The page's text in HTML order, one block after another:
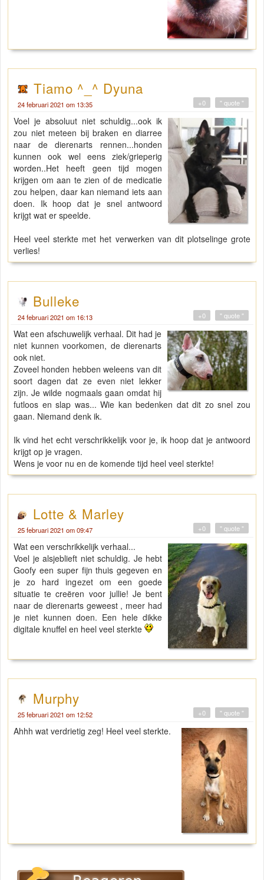
Tiamo ^_^ Dyuna
24 februari 2021 om 13:35 " quote "
+0
Voel je absoluut niet schuldig...ook ik
zou niet meteen bij braken en diarree
naar de dierenarts rennen...honden
kunnen ook wel eens ziek/grieperig
worden..Het heeft geen tijd mogen
krijgen om aan te zien of de medicatie
zou helpen, daar kan niemand iets aan
doen. Ik hoop dat je snel antwoord
krijgt wat er speelde.
Heel veel sterkte met het verwerken van dit plotselinge grote
verlies!
Bulleke
24 februari 2021 om 16:13 " quote "
+0
Wat een afschuwelijk verhaal. Dit had je
niet kunnen voorkomen, de dierenarts
ook niet.
Zoveel honden hebben weleens van dit
soort dagen dat ze even niet lekker
zijn. Je wilde nogmaals gaan omdat hij
futloos en slap was... Wie kan bedenken dat dit zo snel zou
gaan. Niemand denk ik.
Ik vind het echt verschrikkelijk voor je, ik hoop dat je antwoord
krijgt op je vragen.
Wens je voor nu en de komende tijd heel veel sterkte!
Lotte & Marley
25 februari 2021 om 09:47 " quote "
+0
Wat een verschrikkelijk verhaal...
Voel je alsjeblieft niet schuldig. Je hebt
Goofy een super fijn thuis gegeven en
je zo hard ingezet om een goede
situatie te creëren voor jullie! Je bent
naar de dierenarts geweest , meer had
je niet kunnen doen. Een hele dikke
digitale knuffel en heel veel sterkte
Murphy
25 februari 2021 om 12:52 " quote "
+0
Ahhh wat verdrietig zeg! Heel veel sterkte.